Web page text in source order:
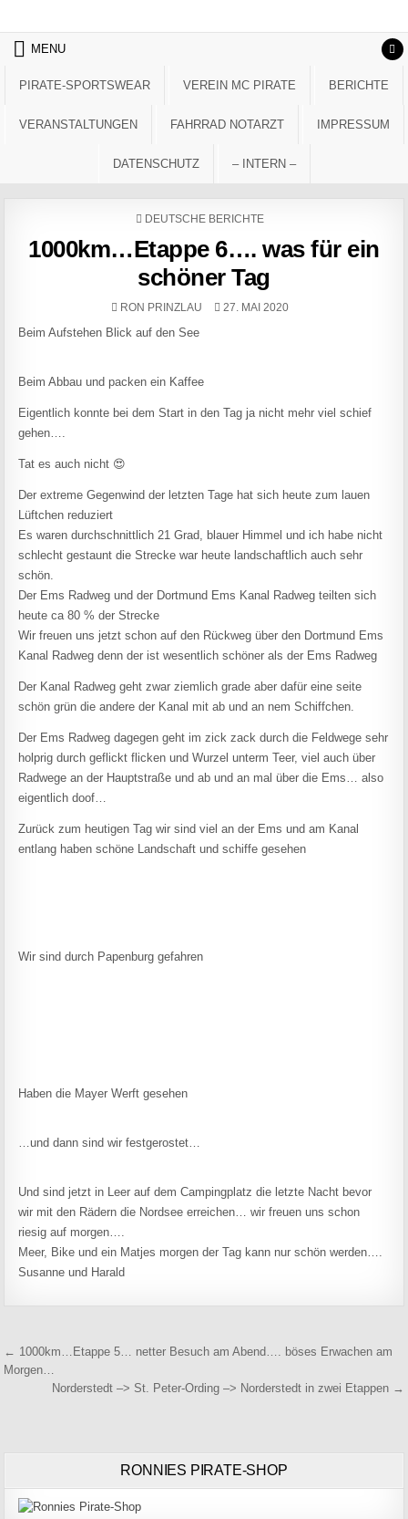
MENU
PIRATE-SPORTSWEAR VEREIN MC PIRATE BERICHTE
VERANSTALTUNGEN FAHRRAD NOTARZT IMPRESSUM
DATENSCHUTZ – INTERN –
POSTED IN
DEUTSCHE BERICHTE
1000km…Etappe 6…. was für ein
schöner Tag
AUTHOR:
RON PRINZLAU PUBLISHED DATE:
27. MAI 2020
Beim Aufstehen Blick auf den See
Beim Abbau und packen ein Kaffee
Eigentlich konnte bei dem Start in den Tag ja nicht mehr viel schief
gehen….
Tat es auch nicht 😍
Der extreme Gegenwind der letzten Tage hat sich heute zum lauen
Lüftchen reduziert
Es waren durchschnittlich 21 Grad, blauer Himmel und ich habe nicht
schlecht gestaunt die Strecke war heute landschaftlich auch sehr
schön.
Der Ems Radweg und der Dortmund Ems Kanal Radweg teilten sich
heute ca 80 % der Strecke
Wir freuen uns jetzt schon auf den Rückweg über den Dortmund Ems
Kanal Radweg denn der ist wesentlich schöner als der Ems Radweg
Der Kanal Radweg geht zwar ziemlich grade aber dafür eine seite
schön grün die andere der Kanal mit ab und an nem Schiffchen.
Der Ems Radweg dagegen geht im zick zack durch die Feldwege sehr
holprig durch geflickt flicken und Wurzel unterm Teer, viel auch über
Radwege an der Hauptstraße und ab und an mal über die Ems… also
eigentlich doof…
Zurück zum heutigen Tag wir sind viel an der Ems und am Kanal
entlang haben schöne Landschaft und schiffe gesehen
Wir sind durch Papenburg gefahren
Haben die Mayer Werft gesehen
…und dann sind wir festgerostet…
Und sind jetzt in Leer auf dem Campingplatz die letzte Nacht bevor
wir mit den Rädern die Nordsee erreichen… wir freuen uns schon
riesig auf morgen….
Meer, Bike und ein Matjes morgen der Tag kann nur schön werden….
Susanne und Harald
Beitragsnavigation
← 1000km…Etappe 5… netter Besuch am Abend…. böses Erwachen am
Morgen…
Norderstedt –> St. Peter-Ording –> Norderstedt in zwei Etappen →
RONNIES PIRATE-SHOP